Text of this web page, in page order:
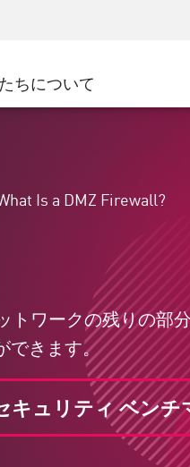
ちについて
Is a DMZ Firewall?
トワークの残りの部
できます。
キュリティ ベンチ